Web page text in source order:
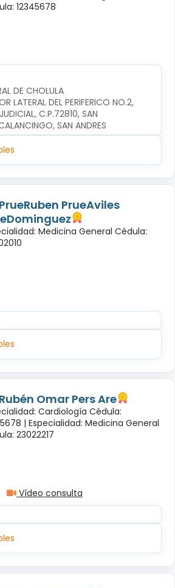
12345678
DE CHOLULA
LATERAL DEL PERIFERICO NO.2,
C.P.72810, SAN
SAN ANDRES
PrueAviles
Medicina General Cédula:
Omar Pers Are
Cardiología Cédula:
| Especialidad: Medicina General
23022217
Vídeo consulta